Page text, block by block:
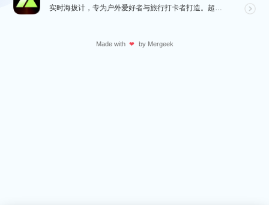
实时海拔计，专为户外爱好者与旅行打卡者打造。超大字号实时海拔、GPS 经纬度、气压与指南针数据一屏呈...
Made with ❤ by Mergeek